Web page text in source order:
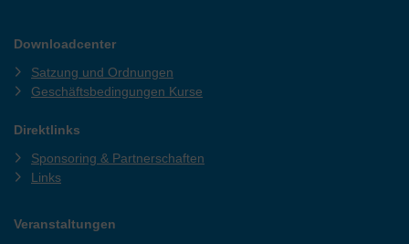
Downloadcenter
Satzung und Ordnungen
Geschäftsbedingungen Kurse
Direktlinks
Sponsoring & Partnerschaften
Links
Veranstaltungen